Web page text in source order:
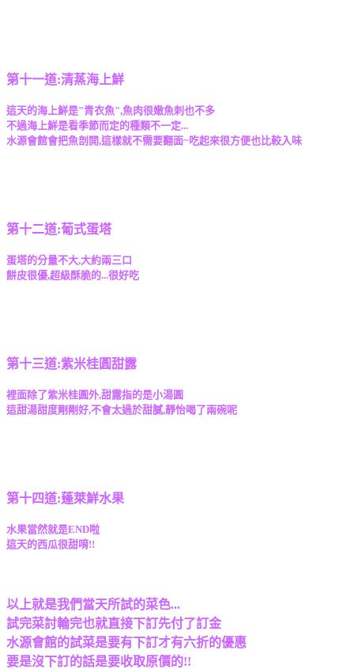
第十一道:清蒸海上鮮
這天的海上鮮是"青衣魚",魚肉很嫩魚刺也不多
不過海上鮮是看季節而定的種類不一定...
水源會館會把魚剖開,這樣就不需要翻面~吃起來很方便也比較入味
第十二道:葡式蛋塔
蛋塔的分量不大,大約兩三口
餅皮很優,超級酥脆的...很好吃
第十三道:紫米桂圓甜露
裡面除了紫米桂圓外,甜露指的是小湯圓
這甜湯甜度剛剛好,不會太過於甜膩,靜怡喝了兩碗呢
第十四道:蓬萊鮮水果
水果當然就是END啦
這天的西瓜很甜唷!!
以上就是我們當天所試的菜色...
試完菜討輪完也就直接下訂先付了訂金
水源會館的試菜是要有下訂才有六折的優惠
要是沒下訂的話是要收取原價的!!